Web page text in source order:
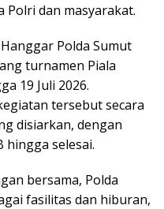
dan masyarakat.
Polda Sumut
turnamen Piala
19 Juli 2026.
tersebut secara
disiarkan, dengan
hingga selesai.
bersama, Polda
fasilitas dan hiburan,